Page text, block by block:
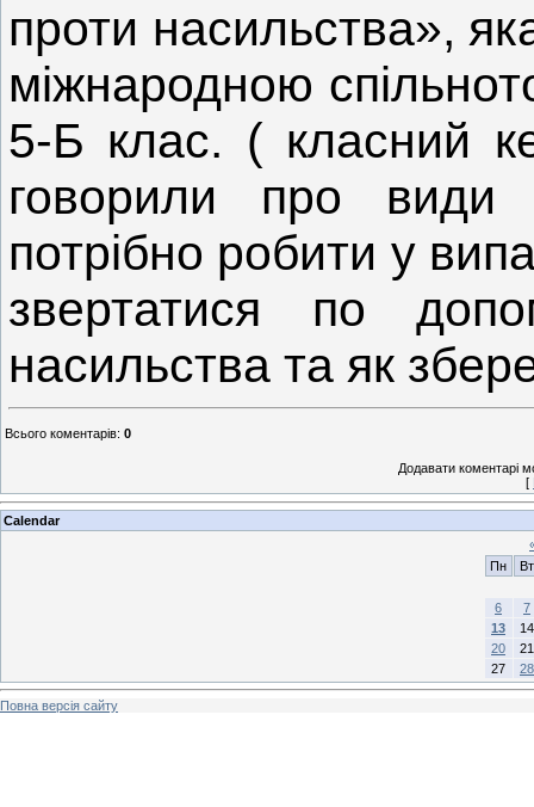
проти насильства»,
міжнародною
5-Б клас. ( класний
говорили про
потрібно робити у
звертатися по
насильства та як
Всього коментарів: 0
Додавати коментарі
[
Calendar
Пн
Вт
6
7
13
14
20
21
27
28
Повна версія сайту